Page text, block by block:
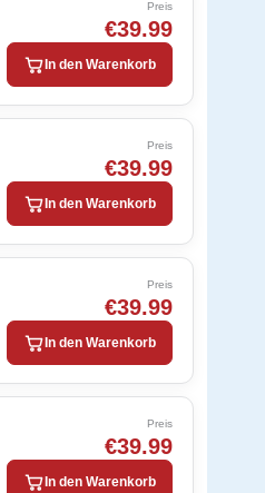
Preis
€39.99
In den Warenkorb
Preis
€39.99
In den Warenkorb
Preis
€39.99
In den Warenkorb
Preis
€39.99
In den Warenkorb